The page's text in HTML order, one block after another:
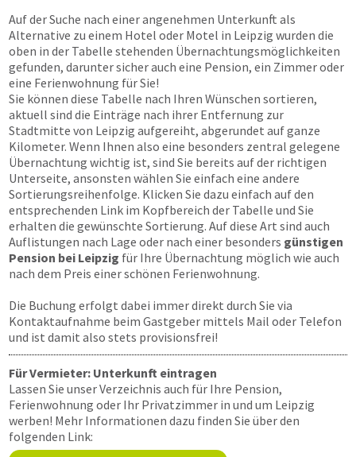
Auf der Suche nach einer angenehmen Unterkunft als
Alternative zu einem Hotel oder Motel in Leipzig wurden die
oben in der Tabelle stehenden Übernachtungsmöglichkeiten
gefunden, darunter sicher auch eine Pension, ein Zimmer oder
eine Ferienwohnung für Sie!
Sie können diese Tabelle nach Ihren Wünschen sortieren,
aktuell sind die Einträge nach ihrer Entfernung zur
Stadtmitte von Leipzig aufgereiht, abgerundet auf ganze
Kilometer. Wenn Ihnen also eine besonders zentral gelegene
Übernachtung wichtig ist, sind Sie bereits auf der richtigen
Unterseite, ansonsten wählen Sie einfach eine andere
Sortierungsreihenfolge. Klicken Sie dazu einfach auf den
entsprechenden Link im Kopfbereich der Tabelle und Sie
erhalten die gewünschte Sortierung. Auf diese Art sind auch
Auflistungen nach Lage oder nach einer besonders günstigen
Pension bei Leipzig für Ihre Übernachtung möglich wie auch
nach dem Preis einer schönen Ferienwohnung.
Die Buchung erfolgt dabei immer direkt durch Sie via
Kontaktaufnahme beim Gastgeber mittels Mail oder Telefon
und ist damit also stets provisionsfrei!
Für Vermieter: Unterkunft eintragen
Lassen Sie unser Verzeichnis auch für Ihre Pension,
Ferienwohnung oder Ihr Privatzimmer in und um Leipzig
werben! Mehr Informationen dazu finden Sie über den
folgenden Link: